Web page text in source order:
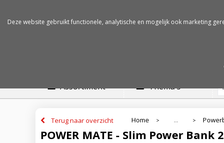
Assortiment Thema's
Terug naar overzicht Home > ... >
POWER MATE - Slim Power Bank
Deze website gebruikt functionele, analytische en mogelijk ook marketing